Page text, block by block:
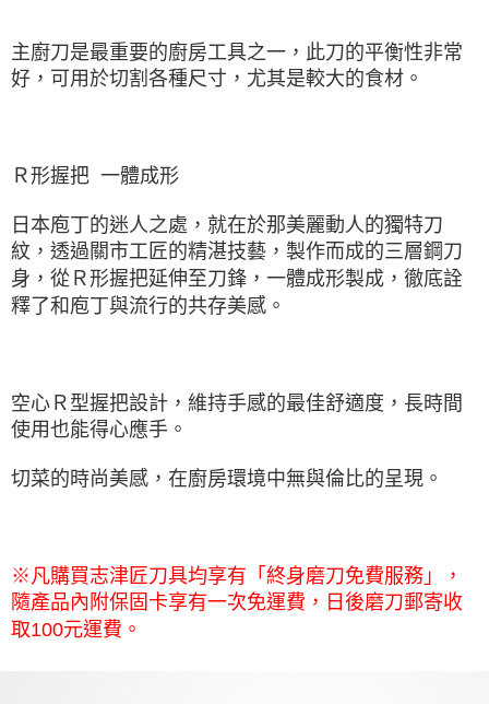
主廚刀是最重要的廚房工具之一，此刀的平衡性非常
好，可用於切割各種尺寸，尤其是較大的食材。
Ｒ形握把 一體成形
日本庖丁的迷人之處，就在於那美麗動人的獨特刀
紋，透過關市工匠的精湛技藝，製作而成的三層鋼刀
身，從Ｒ形握把延伸至刀鋒，一體成形製成，徹底詮
釋了和庖丁與流行的共存美感。
空心Ｒ型握把設計，維持手感的最佳舒適度，長時間
使用也能得心應手。
切菜的時尚美感，在廚房環境中無與倫比的呈現。
※凡購買志津匠刀具均享有「終身磨刀免費服務」，
隨產品內附保固卡享有一次免運費，日後磨刀郵寄收
取100元運費。